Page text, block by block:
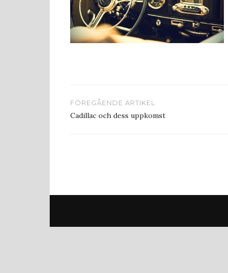
Inläggsnavigering
FÖREGÅENDE ARTIKEL
Cadillac och dess uppkomst